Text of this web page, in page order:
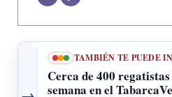
TAMBIÉN TE PUEDE
Cerca de 400
semana en el